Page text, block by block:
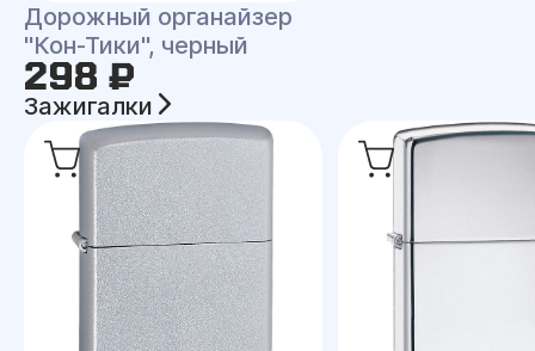
Дорожный органайзер
"Кон-Тики", черный
298 ₽
Зажигалки